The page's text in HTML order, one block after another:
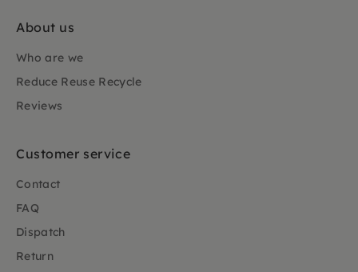
About us
Who are we
Reduce Reuse Recycle
Reviews
Customer service
Contact
FAQ
Dispatch
Return